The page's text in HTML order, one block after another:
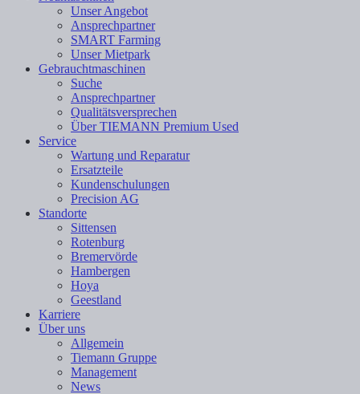
Unser Angebot
Ansprechpartner
SMART Farming
Unser Mietpark
Gebrauchtmaschinen
Suche
Ansprechpartner
Qualitätsversprechen
Über TIEMANN Premium Used
Service
Wartung und Reparatur
Ersatzteile
Kundenschulungen
Precision AG
Standorte
Sittensen
Rotenburg
Bremervörde
Hambergen
Hoya
Geestland
Karriere
Über uns
Allgemein
Tiemann Gruppe
Management
News